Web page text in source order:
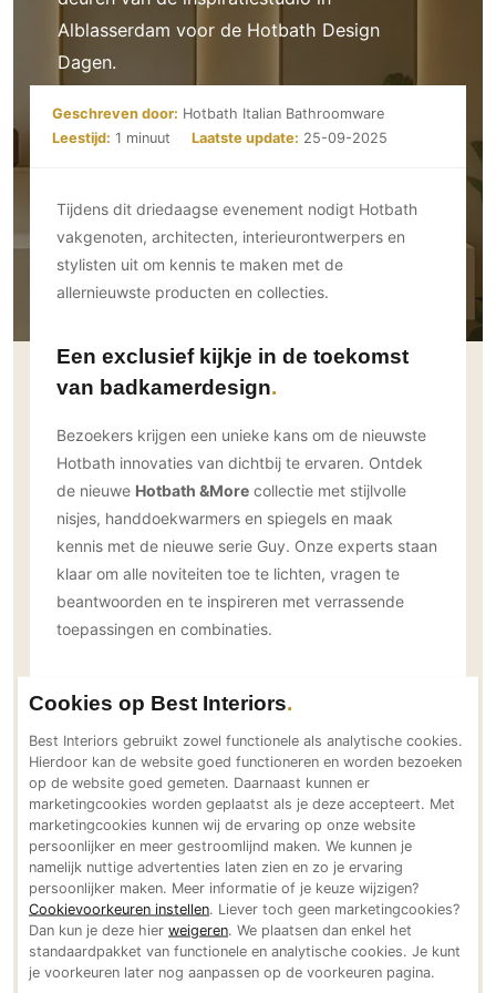
Inrichting
Roomdividers
Bedden
Meubels
Verlichting
Haarden
Interieurbouw
Keuken
Keukenapparatuur
Keukenbladen
Keukenaccessoires
Keukenkranen
Ramen en deuren
Binnendeuren
Houten deuren
Stalen deuren
Systeemwanden
Deurbeslag
Raambeslag
Meubelbeslag
Vloer
Vloeren
Beton Ciré vloeren
Ramen
Buitendeuren
Deursystemen
Glazen wandsystemen
Vouwwanden
Garagedeuren
Zonwering
Zonwering
Buitenshutters
Overig
Autolift
Gevel
Gevelbekleding
Gevelstenen
Houten gevelbekleding
Stucwerk
Schilderwerk buiten
Omheining
Hekwerken en poorten
Zwembad en zwemvijver
Tuin wellness
Buitenvloeren
Houten buitenvloeren
buitenvloeren
Vlonders
Zonwering
Zonwering buiten
Slaapkamer
Thuisbioscoop
Toilet
Werkkamer
Wijnkelder
Woonkamer
Bijgebouw / Poolhouse
Terrasoverkapping
Zwembad
Zakelijk
Horeca
Kantoor
Alblasserdam voor de Hotbath Design
Dagen.
Geschreven door: Hotbath Italian Bathroomware
Leestijd: 1 minuut Laatste update: 25-09-2025
Tijdens dit driedaagse evenement nodigt Hotbath
vakgenoten, architecten, interieurontwerpers en
stylisten uit om kennis te maken met de
allernieuwste producten en collecties.
Een exclusief kijkje in de toekomst
van badkamerdesign
Bezoekers krijgen een unieke kans om de nieuwste
Hotbath innovaties van dichtbij te ervaren. Ontdek
de nieuwe Hotbath &More collectie met stijlvolle
nisjes, handdoekwarmers en spiegels en maak
kennis met de nieuwe serie Guy. Onze experts staan
klaar om alle noviteiten toe te lichten, vragen te
beantwoorden en te inspireren met verrassende
toepassingen en combinaties.
Inspiratie en beleving
DeHotbath Design Dagenzijn niet alleen een
gelegenheid om producten te ontdekken, maar ook
een moment van ontmoeting en inspiratie. Onder het
genot van een hapje en drankje kunnen
professionals ideeën uitwisselen, trends bespreken
en ontdekken hoe Hotbath de badkamer van
morgen vormgeeft.
Praktische informatie
Cookies op Best Interiors
Best Interiors gebruikt zowel functionele als analytische cookies.
Hierdoor kan de website goed functioneren en worden bezoeken
op de website goed gemeten. Daarnaast kunnen er
marketingcookies worden geplaatst als je deze accepteert. Met
marketingcookies kunnen wij de ervaring op onze website
persoonlijker en meer gestroomlijnd maken. We kunnen je
namelijk nuttige advertenties laten zien en zo je ervaring
persoonlijker maken. Meer informatie of je keuze wijzigen?
Cookievoorkeuren instellen. Liever toch geen marketingcookies?
Dan kun je deze hier weigeren. We plaatsen dan enkel het
standaardpakket van functionele en analytische cookies. Je kunt
je voorkeuren later nog aanpassen op de voorkeuren pagina.